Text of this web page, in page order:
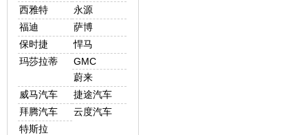
西雅特
永源
福迪
萨博
保时捷
悍马
玛莎拉蒂
GMC
蔚来
威马汽车
捷途汽车
拜腾汽车
云度汽车
特斯拉